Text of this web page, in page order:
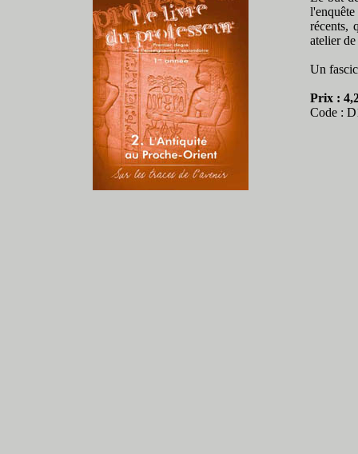
récents,
atelier
Un
Prix :
Code :